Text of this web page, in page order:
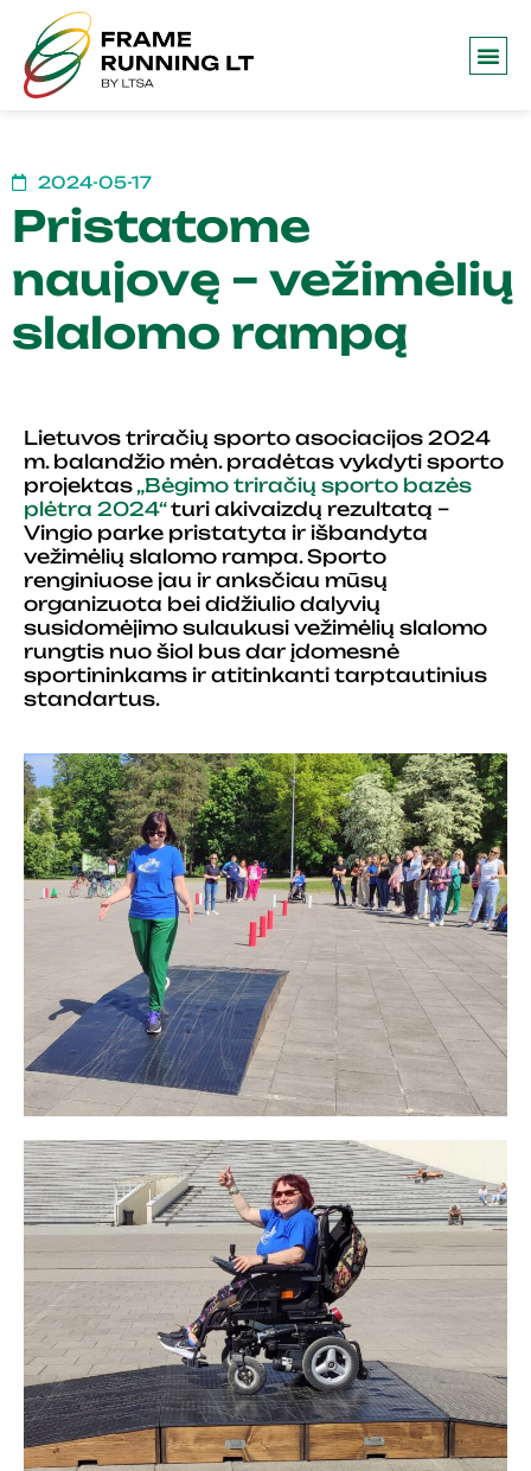
2024-05-17
Pristatome
naujovę – vežimėlių
slalomo rampą
Lietuvos triračių sporto asociacijos 2024
m. balandžio mėn. pradėtas vykdyti sporto
projektas„Bėgimo triračių sporto bazės
plėtra 2024“turi akivaizdų rezultatą –
Vingio parke pristatyta ir išbandyta
vežimėlių slalomo rampa. Sporto
renginiuose jau ir anksčiau mūsų
organizuota bei didžiulio dalyvių
susidomėjimo sulaukusi vežimėlių slalomo
rungtis nuo šiol bus dar įdomesnė
sportininkams ir atitinkanti tarptautinius
standartus.